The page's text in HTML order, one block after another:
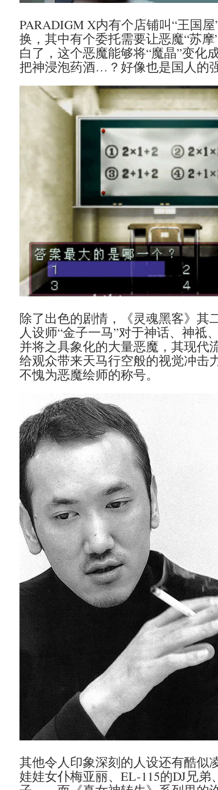
PARADIGM X内有个店铺叫“王国
换，其中有个委托需要让恶魔“苏
白了，这个恶魔能够将“魔晶”变化
把神浸泡药酒…？好像也是国人的
除了出色的剧情，《灵魂黑客》其
人设师“金子一马”对于神话、神祗
并将之具象化的大量恶魔，其现代
给观众带来天马行空般的视觉冲击
不愧为恶魔绘师的称号。
其他令人印象深刻的人设还有酷似
娃娃女仆梅亚丽、EL-115的DJ兄